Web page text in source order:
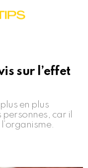
sur l’effet
en plus
car il